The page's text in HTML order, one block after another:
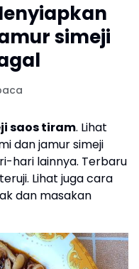
simeji
saos tiram. Lihat
dan jamur simeji
hari lainnya. Terbaru
Lihat juga cara
dan masakan